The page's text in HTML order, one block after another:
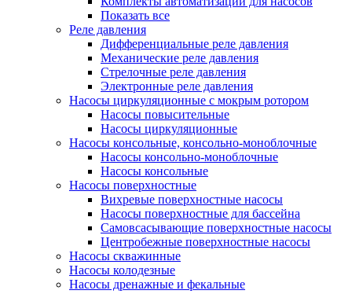
Показать все
Реле давления
Дифференциальные реле давления
Механические реле давления
Стрелочные реле давления
Электронные реле давления
Насосы циркуляционные с мокрым ротором
Насосы повысительные
Насосы циркуляционные
Насосы консольные, консольно-моноблочные
Насосы консольно-моноблочные
Насосы консольные
Насосы поверхностные
Вихревые поверхностные насосы
Насосы поверхностные для бассейна
Самовсасывающие поверхностные насосы
Центробежные поверхностные насосы
Насосы скважинные
Насосы колодезные
Насосы дренажные и фекальные